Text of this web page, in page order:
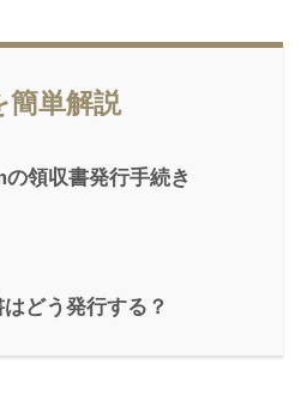
簡単解説
領収書発行手続き
どう発行する？